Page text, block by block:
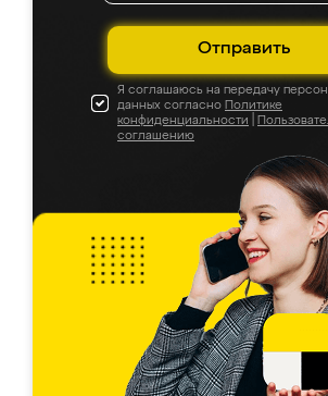
Отправить
Я соглашаюсь на передачу
данных согласно Политике
конфиденциальности
соглашению